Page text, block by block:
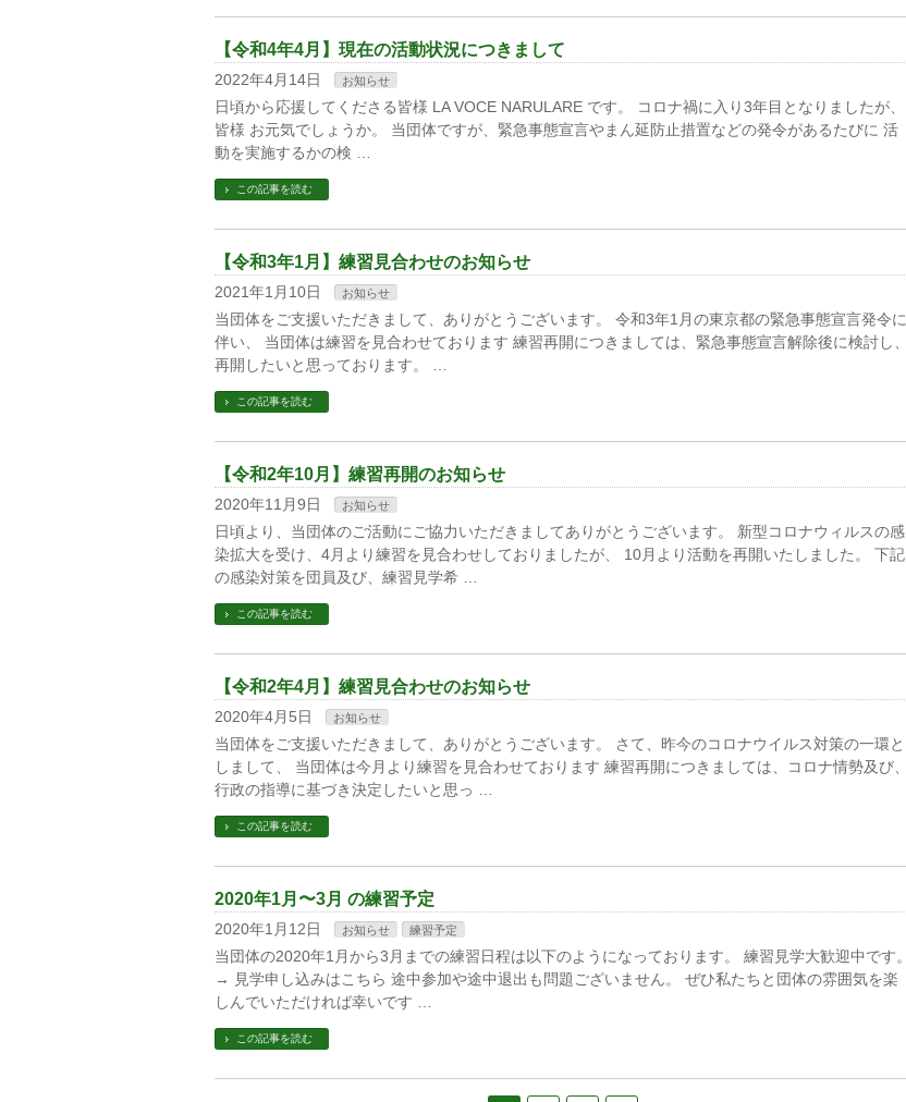
【令和4年4月】現在の活動状況につきまして
2022年4月14日 お知らせ
日頃から応援してくださる皆様 LA VOCE NARULARE です。 コロナ禍に入り3年目となりましたが、
皆様 お元気でしょうか。 当団体ですが、緊急事態宣言やまん延防止措置などの発令があるたびに 活
動を実施するかの検 …
この記事を読む
【令和3年1月】練習見合わせのお知らせ
2021年1月10日 お知らせ
当団体をご支援いただきまして、ありがとうございます。 令和3年1月の東京都の緊急事態宣言発令に
伴い、 当団体は練習を見合わせております 練習再開につきましては、緊急事態宣言解除後に検討し、
再開したいと思っております。 …
この記事を読む
【令和2年10月】練習再開のお知らせ
2020年11月9日 お知らせ
日頃より、当団体のご活動にご協力いただきましてありがとうございます。 新型コロナウィルスの感
染拡大を受け、4月より練習を見合わせしておりましたが、 10月より活動を再開いたしました。 下記
の感染対策を団員及び、練習見学希 …
この記事を読む
【令和2年4月】練習見合わせのお知らせ
2020年4月5日 お知らせ
当団体をご支援いただきまして、ありがとうございます。 さて、昨今のコロナウイルス対策の一環と
しまして、 当団体は今月より練習を見合わせております 練習再開につきましては、コロナ情勢及び、
行政の指導に基づき決定したいと思っ …
この記事を読む
2020年1月〜3月 の練習予定
2020年1月12日 お知らせ 練習予定
当団体の2020年1月から3月までの練習日程は以下のようになっております。 練習見学大歓迎中です。
→ 見学申し込みはこちら 途中参加や途中退出も問題ございません。 ぜひ私たちと団体の雰囲気を楽
しんでいただければ幸いです …
この記事を読む